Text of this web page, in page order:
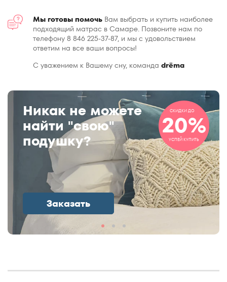
Мы готовы помочь Вам выбрать и купить наиболее
подходящий матрас в Самаре. Позвоните нам по
телефону 8 846 225-37-87, и мы с удовольствием
ответим на все ваши вопросы!
С уважением к Вашему сну, команда drёma
Никак не можете
найти "свою"
подушку?
Заказать
СКИДКИ ДО
20%
УСПЕЙ КУПИТЬ